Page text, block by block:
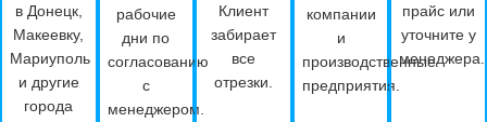
в Донецк,
Макеевку,
Мариуполь
и другие
города
рабочие
дни по
согласованию
с
менеджером.
Клиент
забирает
все
отрезки.
компании
и
производственные
предприятия.
прайс или
уточните у
менеджера.